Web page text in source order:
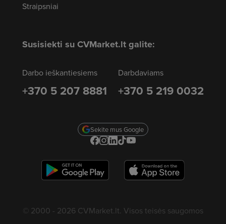
Straipsniai
Susisiekti su CVMarket.lt galite:
Darbo ieškantiesiems
+370 5 207 8881
Darbdaviams
+370 5 219 0032
Sekite mus Google
© 2000 - 2026 CVMarket.lt. Visos teisės saugomos